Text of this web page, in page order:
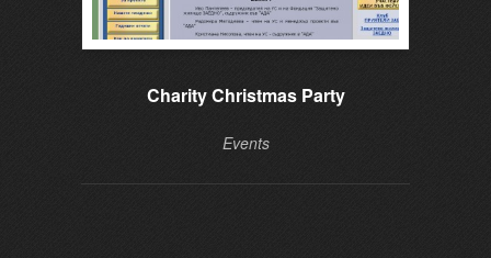
Charity Christmas Party
Events